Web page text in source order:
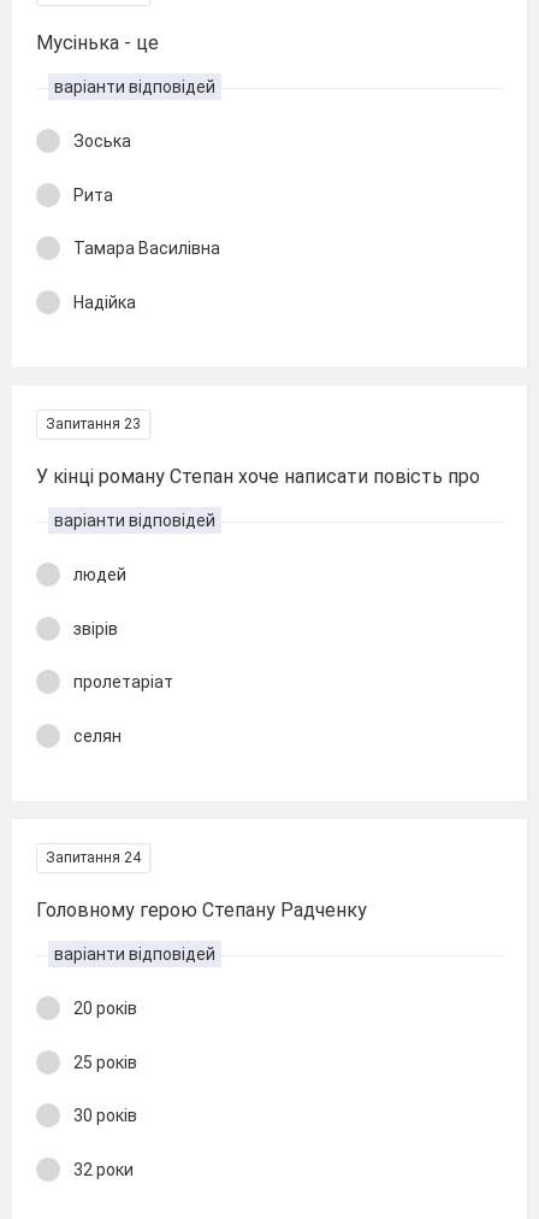
Мусінька - це
варіанти відповідей
Зоська
Рита
Тамара Василівна
Надійка
Запитання 23
У кінці роману Степан хоче написати повість про
варіанти відповідей
людей
звірів
пролетаріат
селян
Запитання 24
Головному герою Степану Радченку
варіанти відповідей
20 років
25 років
30 років
32 роки